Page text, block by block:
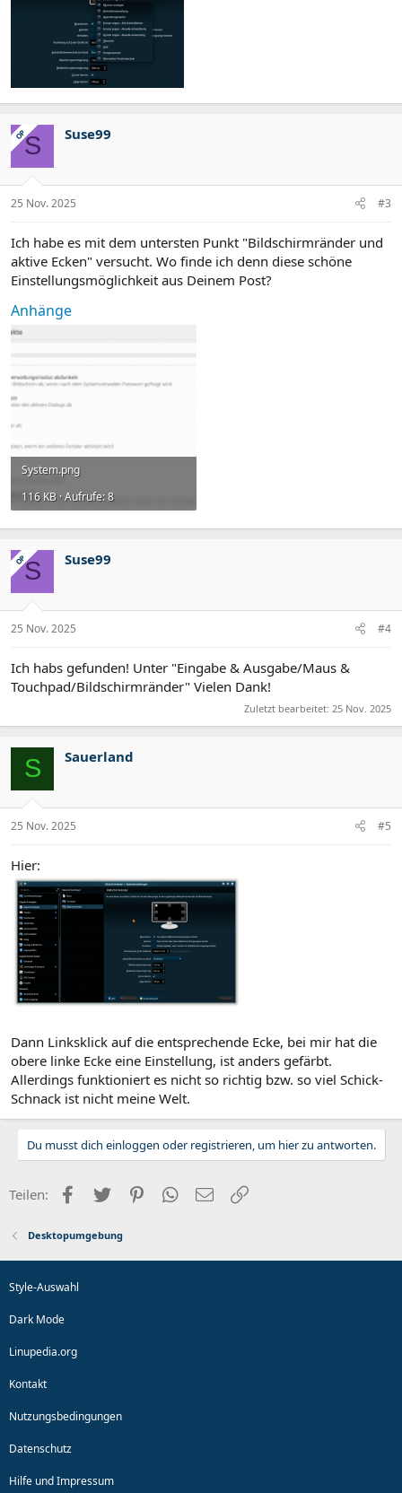
OPS Suse99
25 Nov. 2025 #3
Ich habe es mit dem untersten Punkt "Bildschirmränder und
aktive Ecken" versucht. Wo finde ich denn diese schöne
Einstellungsmöglichkeit aus Deinem Post?
Anhänge
System.png
116 KB · Aufrufe: 8
OPS Suse99
25 Nov. 2025 #4
Ich habs gefunden! Unter "Eingabe & Ausgabe/Maus &
Touchpad/Bildschirmränder" Vielen Dank!
Zuletzt bearbeitet: 25 Nov. 2025
S Sauerland
25 Nov. 2025 #5
Hier:
Dann Linksklick auf die entsprechende Ecke, bei mir hat die
obere linke Ecke eine Einstellung, ist anders gefärbt.
Allerdings funktioniert es nicht so richtig bzw. so viel Schick-
Schnack ist nicht meine Welt.
Du musst dich einloggen oder registrieren, um hier zu antworten.
Teilen: Facebook
Twitter PinterestWhatsApp
E-Mail
Desktopumgebung
Style-Auswahl
Dark Mode
Linupedia.org
Kontakt
Nutzungsbedingungen
Datenschutz
Hilfe und Impressum